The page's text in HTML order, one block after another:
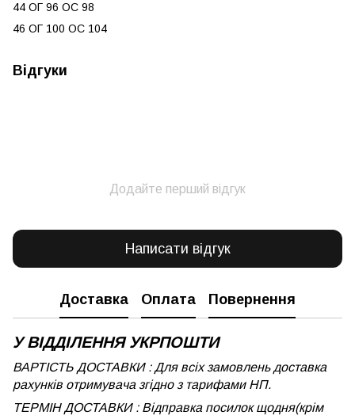
44 ОГ 96 ОС 98
46 ОГ 100 ОС 104
Відгуки
Додайте перший відгук
Написати відгук
Доставка Оплата Повернення
У ВІДДІЛЕННЯ УКРПОШТИ
ВАРТІСТЬ ДОСТАВКИ : Для всіх замовлень доставка
рахунків отримувача згідно з тарифами НП.
ТЕРМІН ДОСТАВКИ : Відправка посилок щодня(крім